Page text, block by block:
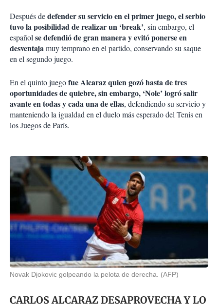
Después dedefender su servicio en el primer juego, el serbio
tuvo la posibilidad de realizar un ‘break’, sin embargo, el
españolse defendió de gran manera y evitó ponerse en
desventajamuy temprano en el partido, conservando su saque
en el segundo juego.
En el quinto juegofue Alcaraz quien gozó hasta de tres
oportunidades de quiebre, sin embargo, ‘Nole’ logró salir
avante en todas y cada una de ellas, defendiendo su servicio y
manteniendo la igualdad en el duelo más esperado del Tenis en
los Juegos de París.
Novak Djokovic golpeando la pelota de derecha. (AFP)
CARLOS ALCARAZ DESAPROVECHA Y LO